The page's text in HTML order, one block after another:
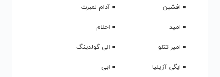
افشین
آدام لمبرت
امید
احلام
امیر تتلو
الی گولدینگ
ایگی آزیلیا
ابی